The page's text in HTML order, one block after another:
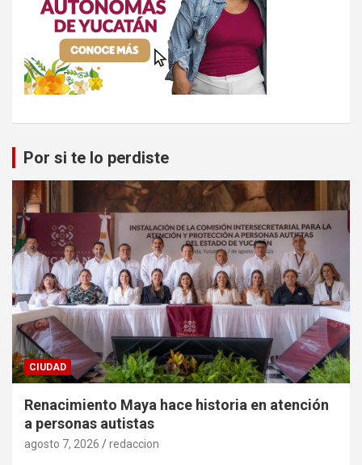
Por si te lo perdiste
CIUDAD
Renacimiento Maya hace historia en atención
a personas autistas
agosto 7, 2026 redaccion